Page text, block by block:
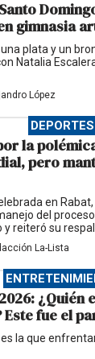
gimnasia
plata y un
Natalia
López
DEPORTES
la
pero
en
del
reiteró su
La-Lista
¿Quién
fue el
la que